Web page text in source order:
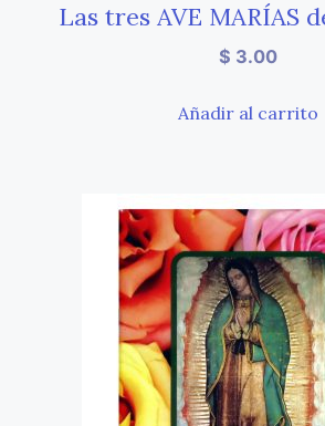
Las tres AVE MARÍAS
$ 3.00
Añadir al carrito